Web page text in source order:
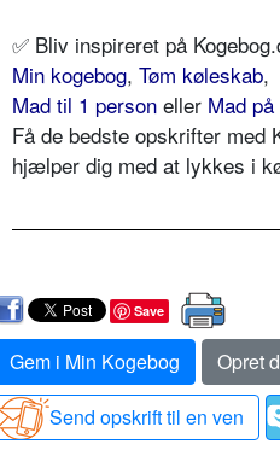
✅ Bliv inspireret på
Min kogebog, Tøm køleskab,
Mad til 1 person eller Mad
Få de bedste opskrifter med
hjælper dig med at lykkes i
Save
Gem i Min Kogebog
Opret
Send opskrift til en ven